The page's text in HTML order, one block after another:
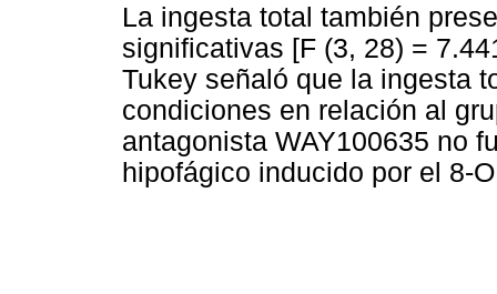
La ingesta total también
significativas [F (3, 28) =
Tukey señaló que la ingesta
condiciones en relación al
antagonista WAY100635 no
hipofágico inducido por el 8-